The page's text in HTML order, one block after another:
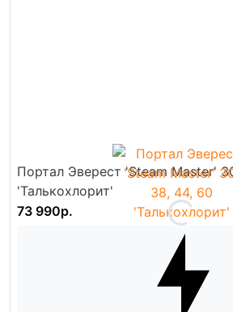
Портал Эверест 'Steam Master'
'Талькохлорит'
73 990р.